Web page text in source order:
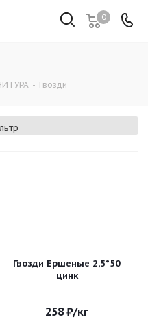
0
- Гвозди
Гвозди Ершеные 2,5*50
цинк
258₽/кг